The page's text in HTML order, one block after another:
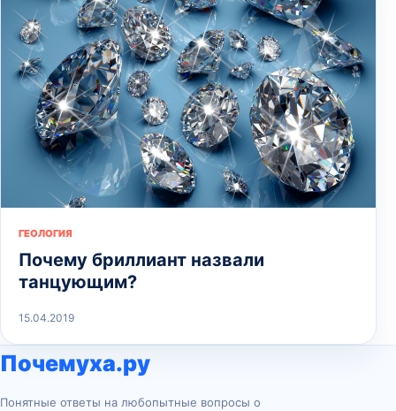
ГЕОЛОГИЯ
Почему бриллиант назвали
танцующим?
15.04.2019
Почемуха.ру
Понятные ответы на любопытные вопросы о